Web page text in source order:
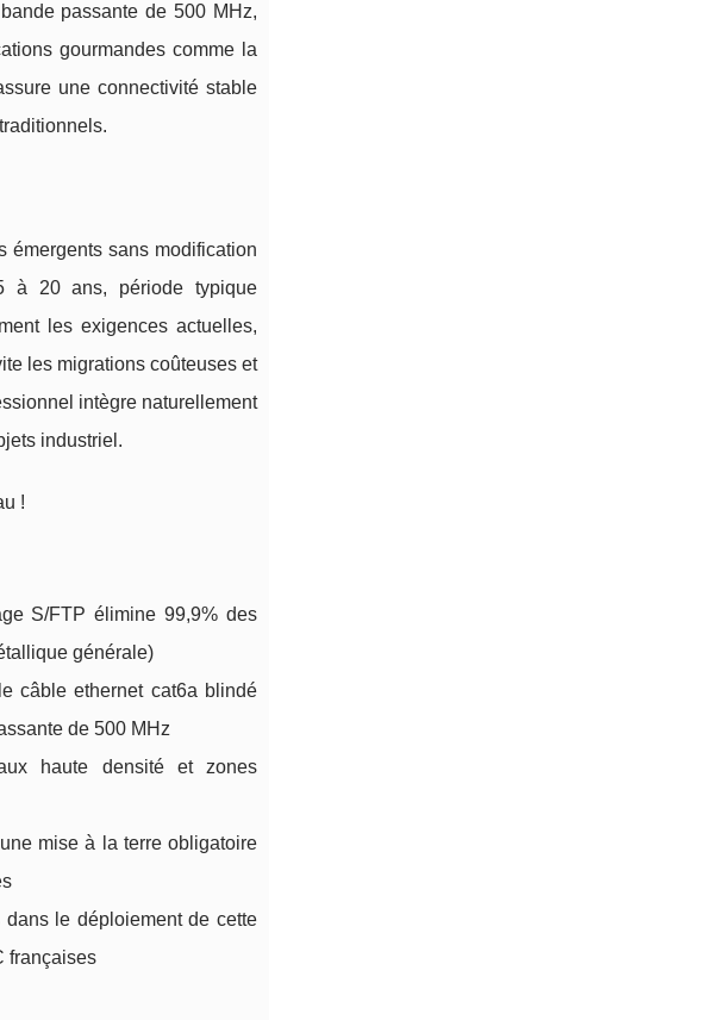
passante de 500 MHz,
gourmandes comme la
une connectivité stable
émergents sans modification
à 20 ans, période typique
les exigences actuelles,
les migrations coûteuses et
intègre naturellement
industriel.
!
S/FTP élimine 99,9% des
générale)
câble ethernet cat6a blindé
de 500 MHz
haute densité et zones
mise à la terre obligatoire
dans le déploiement de cette
françaises